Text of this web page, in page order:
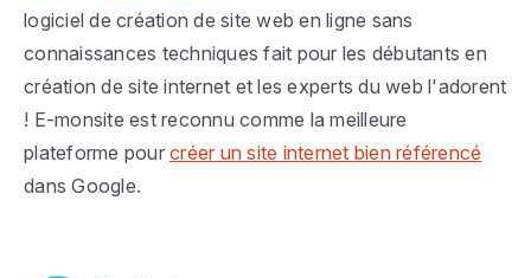
logiciel de création de site web en ligne sans
connaissances techniques fait pour les débutants en
création de site internet et les experts du web l'adorent
! E-monsite est reconnu comme la meilleure
plateforme pour créer un site internet bien référencé
dans Google.